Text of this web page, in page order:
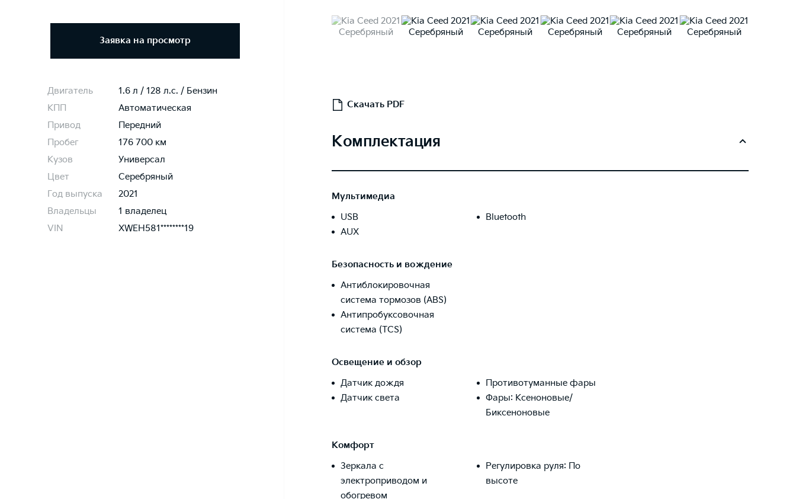
Заявка на просмотр
Двигатель
1.6 л / 128 л.c. / Бензин
КПП
Автоматическая
Привод
Передний
Пробег
176 700 км
Кузов
Универсал
Цвет
Серебряный
Год выпуска
2021
Владельцы
1 владелец
VIN
XWEH581********19
Скачать PDF
Комплектация
Мультимедиа
USB
AUX
Bluetooth
Безопасность и вождение
Антиблокировочная
система тормозов (ABS)
Антипробуксовочная
система (TCS)
Освещение и обзор
Датчик дождя
Датчик света
Противотуманные фары
Фары: Ксеноновые/
Биксеноновые
Комфорт
Зеркала с
электроприводом и
обогревом
Регулировка руля: По
высоте